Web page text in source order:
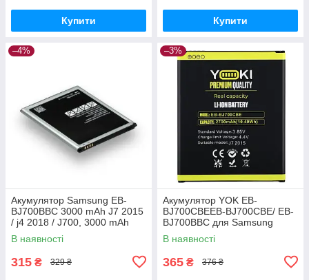
Купити Купити
–4%
Акумулятор Samsung EB-
BJ700BBC 3000 mAh J7 2015
/ j4 2018 / J700, 3000 mAh
Original PRC
В наявності
315 ₴ 329 ₴
–3%
Акумулятор YOK EB-
BJ700CBEEB-BJ700CBE/ EB-
BJ700BBC для Samsung
J700/ J700H/ J700F/ J701/ J7
(2015)/ J4 (2018)/ J400
В наявності
365 ₴ 376 ₴